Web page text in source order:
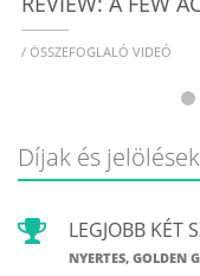
/ ÖSSZEFOGLALÓ VIDEÓ
Díjak és jelölések
LEGJOBB KÉT
NYERTES, GOLDEN